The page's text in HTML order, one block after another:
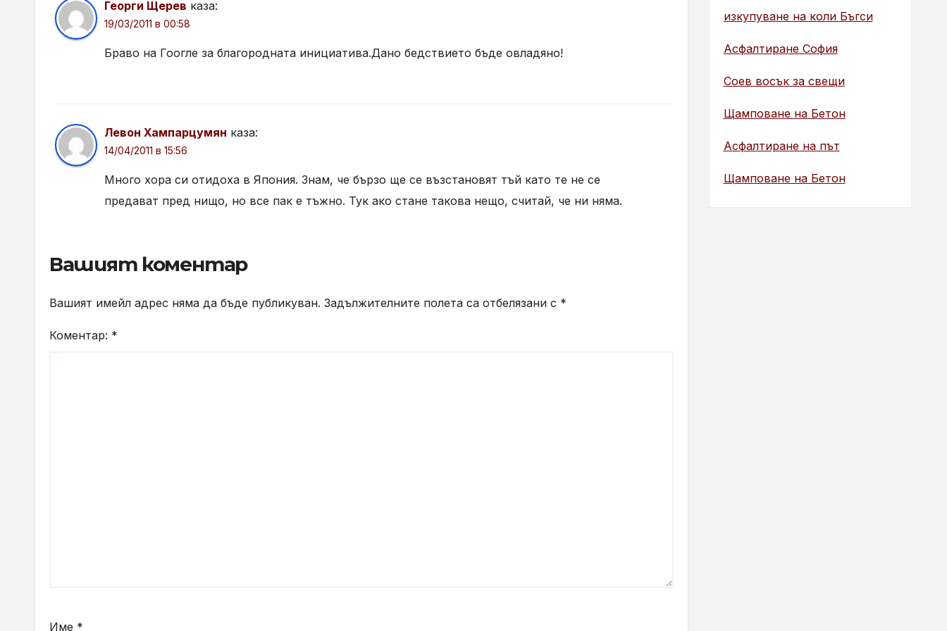
Георги Щерев каза:
19/03/2011 в 00:58
Браво на Гоогле за благородната инициатива.Дано бедствието бъде овладяно!
Левон Хампарцумян каза:
14/04/2011 в 15:56
Много хора си отидоха в Япония. Знам, че бързо ще се възстановят тъй като те не се
предават пред нищо, но все пак е тъжно. Тук ако стане такова нещо, считай, че ни няма.
Вашият коментар
Вашият имейл адрес няма да бъде публикуван. Задължителните полета са отбелязани с *
Коментар: *
Име *
изкупуване на коли Бъгси
Асфалтиране София
Соев восък за свещи
Щамповане на Бетон
Асфалтиране на път
Щамповане на Бетон